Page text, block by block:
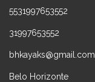
5531997653552
31997653552
bhkayaks@gmail.com
Belo Horizonte